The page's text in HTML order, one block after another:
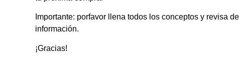
Importante: porfavor llena todos los conceptos y revisa
información.
¡Gracias!